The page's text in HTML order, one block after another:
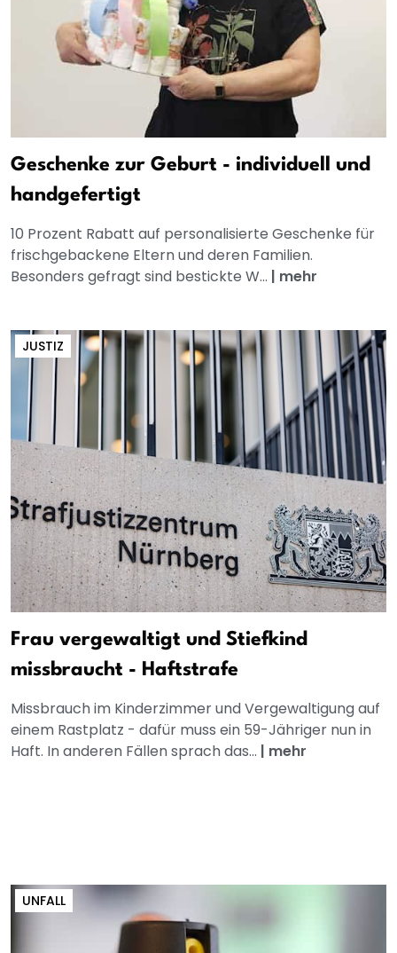
Geschenke zur Geburt - individuell und
handgefertigt
10 Prozent Rabatt auf personalisierte Geschenke für
frischgebackene Eltern und deren Familien.
Besonders gefragt sind bestickte W... | mehr
JUSTIZ
Frau vergewaltigt und Stiefkind
missbraucht - Haftstrafe
Missbrauch im Kinderzimmer und Vergewaltigung auf
einem Rastplatz - dafür muss ein 59-Jähriger nun in
Haft. In anderen Fällen sprach das... | mehr
UNFALL